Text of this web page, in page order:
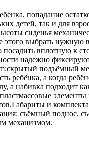
попадание
детей, так и для
сиденья
этого выбрать нужную
посадить вплотную к
надежно
подъёмный
ребёнка, а когда
а набивка подходит
пластмассовые
и
съёмный поднос,
механизмом.